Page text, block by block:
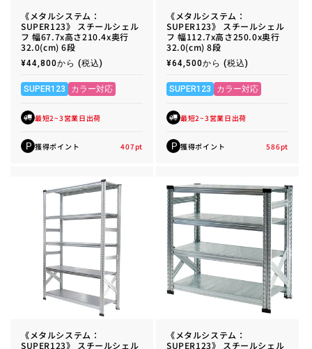
《メタルシステム：
SUPER123》 スチールシェル
フ 幅67.7x高さ210.4x奥行
32.0(cm) 6段
通
価
格
¥44,800から (税込)
SUPER123 カラー対応
最短2~3営業日出荷
P 獲得ポイント 407pt
《メタルシステム：
SUPER123》 スチールシェル
フ 幅112.7x高さ250.0x奥行
32.0(cm) 8段
通
価
格
¥64,500から (税込)
SUPER123 カラー対応
最短2~3営業日出荷
P 獲得ポイント 586pt
《メタルシステム：
SUPER123》 スチールシェル
《メタルシステム：
SUPER123》 スチールシェル